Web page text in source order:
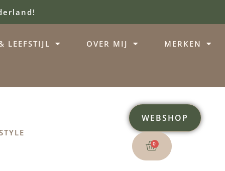
LEEFSTIJL OVER MIJ MERKEN
WEBSHOP
0